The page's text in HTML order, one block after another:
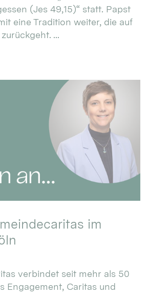
(Jes 49,15)“ statt. Papst
eine Tradition weiter, die auf
...
im
verbindet seit mehr als 50
Engagement, Caritas und